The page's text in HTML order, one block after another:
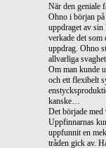
När den geniale
Ohno i början
uppdraget av
verkade det som
uppdrag. Ohno
allvarliga
Om man kunde
och ett flexibelt
kanske…
Det började
Uppfinnarnas
uppfunnit en
tråden gick av.